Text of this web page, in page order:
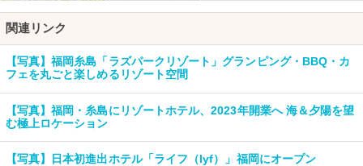
関連リンク
【写真】福岡糸島「ラズパークリゾート」グランピング・BBQ・カ
フェを丸ごと楽しめるリゾート空間
【写真】福岡・糸島にリゾートホテル、2023年開業へ 海＆夕陽を望
む極上ロケーション
【写真】日本初進出ホテル「ライフ（lyf）」福岡にオープン